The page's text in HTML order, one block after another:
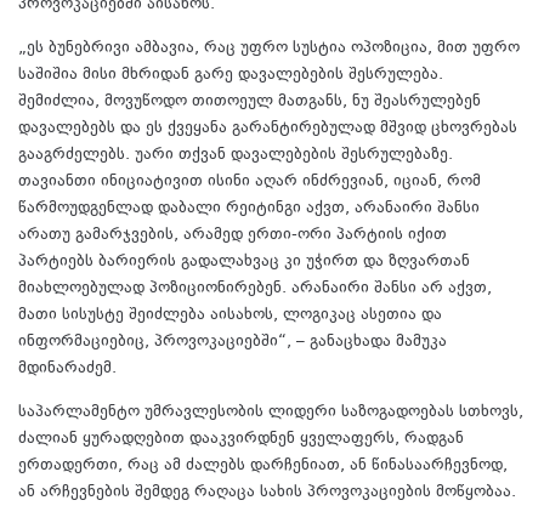
პროვოკაციებში აისახოს.
„ეს ბუნებრივი ამბავია, რაც უფრო სუსტია ოპოზიცია, მით უფრო
საშიშია მისი მხრიდან გარე დავალებების შესრულება.
შემიძლია, მოვუწოდო თითოეულ მათგანს, ნუ შეასრულებენ
დავალებებს და ეს ქვეყანა გარანტირებულად მშვიდ ცხოვრებას
გააგრძელებს. უარი თქვან დავალებების შესრულებაზე.
თავიანთი ინიციატივით ისინი აღარ ინძრევიან, იციან, რომ
წარმოუდგენლად დაბალი რეიტინგი აქვთ, არანაირი შანსი
არათუ გამარჯვების, არამედ ერთი-ორი პარტიის იქით
პარტიებს ბარიერის გადალახვაც კი უჭირთ და ზღვართან
მიახლოებულად პოზიციონირებენ. არანაირი შანსი არ აქვთ,
მათი სისუსტე შეიძლება აისახოს, ლოგიკაც ასეთია და
ინფორმაციებიც, პროვოკაციებში“, – განაცხადა მამუკა
მდინარაძემ.
საპარლამენტო უმრავლესობის ლიდერი საზოგადოებას სთხოვს,
ძალიან ყურადღებით დააკვირდნენ ყველაფერს, რადგან
ერთადერთი, რაც ამ ძალებს დარჩენიათ, ან წინასაარჩევნოდ,
ან არჩევნების შემდეგ რაღაცა სახის პროვოკაციების მოწყობაა.